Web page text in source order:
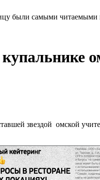
были самыми
звездой омской